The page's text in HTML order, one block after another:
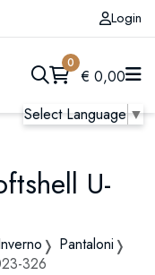
Select Language▼
Login
0
€ 0,00
U-
Pantaloni
326